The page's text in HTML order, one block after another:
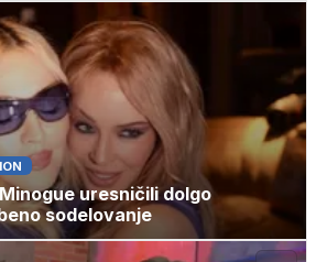
uresničili dolgo
sodelovanje